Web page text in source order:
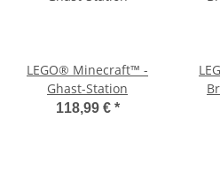
LEGO® Minecraft™ -
Ghast-Station
118,99 € *